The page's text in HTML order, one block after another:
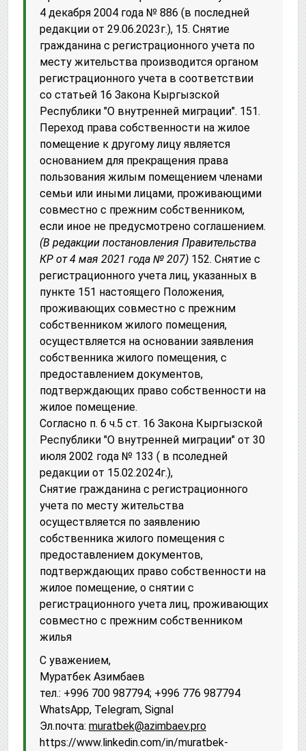
4 декабря 2004 года № 886 (в последней
редакции от 29.06.2023г.), 15. Снятие
гражданина с регистрационного учета по
месту жительства производится органом
регистрационного учета в соответствии
со статьей 16 Закона Кыргызской
Республики "О внутренней миграции". 151.
Переход права собственности на жилое
помещение к другому лицу является
основанием для прекращения права
пользования жилым помещением членами
семьи или иными лицами, проживающими
совместно с прежним собственником,
если иное не предусмотрено соглашением.
(В редакции постановления Правительства
КР от4 мая 2021 года № 207) 152. Снятие с
регистрационного учета лиц, указанных в
пункте 151 настоящего Положения,
проживающих совместно с прежним
собственником жилого помещения,
осуществляется на основании заявления
собственника жилого помещения, с
предоставлением документов,
подтверждающих право собственности на
жилое помещение.
Согласно п. 6 ч.5 ст. 16 Закона Кыргызской
Республики "О внутренней миграции" от 30
июля 2002 года № 133 ( в псоледней
редакции от 15.02.2024г.),
Снятие гражданина с регистрационного
учета по месту жительства
осуществляется по заявлению
собственника жилого помещения с
предоставлением документов,
подтверждающих право собственности на
жилое помещение, о снятии с
регистрационного учета лиц, проживающих
совместно с прежним собственником
жилья
С уважением,
Муратбек Азимбаев
тел.: +996 700 987794; +996 776 987794
WhatsApp, Telegram, Signal
Эл.почта: muratbek@azimbaev.pro
httрs://www.linkedin.com/in/muratbek-